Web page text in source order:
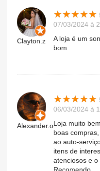
Clayton.z
★★★★★
★★★★★
07/03/2024 à
A loja é um
bom
Alexander.o
★★★★★
★★★★★
06/03/2024 à
Loja muito
boas
ao auto-
itens de
atenciosos e o